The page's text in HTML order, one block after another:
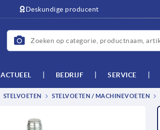
Deskundige producent
ACTUEEL BEDRIJF SERVICE
STELVOETEN STELVOETEN / MACHINEVOETEN